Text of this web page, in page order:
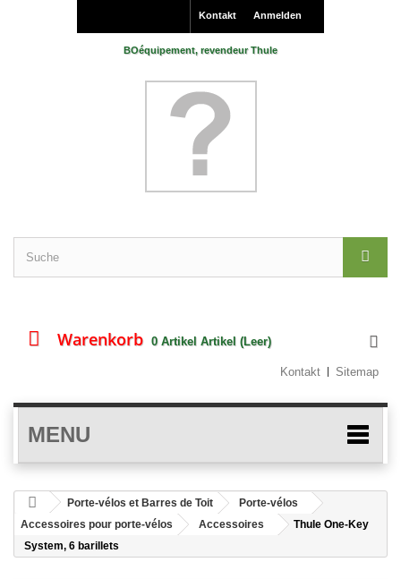
Anmelden
Kontakt
BOéquipement, revendeur Thule
Warenkorb 0 Artikel Artikel (Leer)
Kontakt Sitemap
MENU
Porte-vélos et Barres de Toit
Porte-vélos
Accessoires pour porte-vélos
Accessoires
Thule One-Key
System, 6 barillets